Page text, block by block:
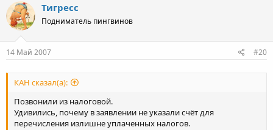
Тигресс
Подниматель пингвинов
14 Май 2007 #20
КАН сказал(а):
Позвонили из налоговой.
Удивились, почему в заявлении не указали счёт для
перечисления излишне уплаченных налогов.